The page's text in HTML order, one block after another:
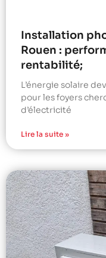
Installation
Rouen :
rentabilité;
L’énergie solaire
pour les foyers
d’électricité
Lire la suite »